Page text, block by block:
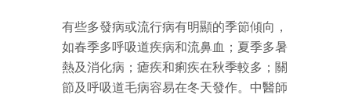
有些多發病或流行病有明顯的季節傾向，
如春季多呼吸道疾病和流鼻血；夏季多暑
熱及消化病；瘧疾和痢疾在秋季較多；關
節及呼吸道毛病容易在冬天發作。中醫師